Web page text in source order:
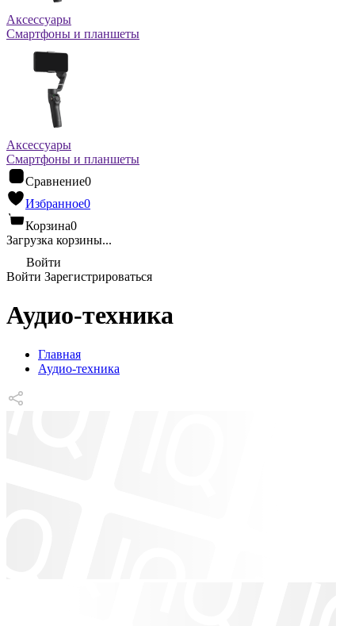
Аксессуары
Смартфоны и планшеты
Аксессуары
Смартфоны и планшеты
Сравнение0
Избранное0
Корзина0
Загрузка корзины...
Войти
Войти Зарегистрироваться
Аудио-техника
Главная
Аудио-техника